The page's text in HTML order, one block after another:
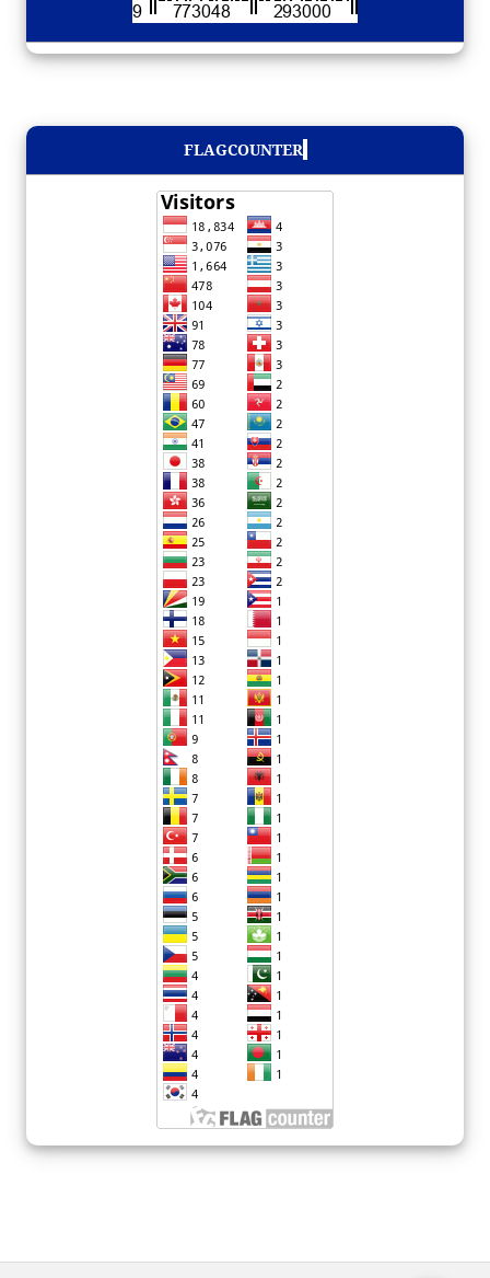
FLAGCOUNTER